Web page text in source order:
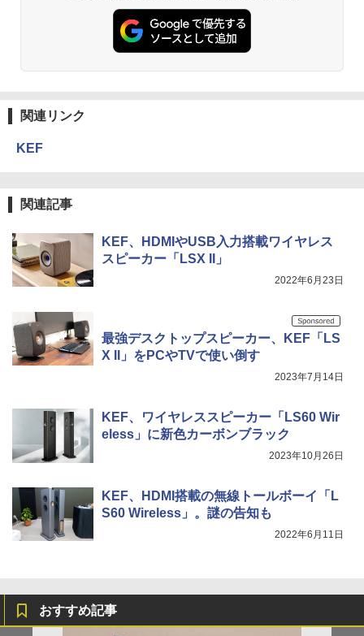
関連リンク
KEF
関連記事
KEF、HDMIやUSB入力搭載ワイヤレス
スピーカー「LSX II」
2022年6月23日
最強デスクトップスピーカー、KEF「LS
X II」をPCやTVで使い倒す
2023年7月14日
KEF、ワイヤレススピーカー「LS60 Wir
eless」に新色カーボンブラック
2023年10月26日
KEF、HDMI搭載の無線トールボーイ「L
S60 Wireless」。謎の告知も
2022年6月11日
おすすめ記事